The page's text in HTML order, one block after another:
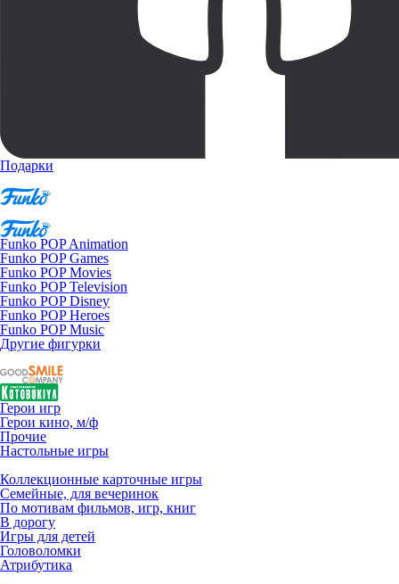
Подарки
Funko POP Animation
Funko POP Games
Funko POP Movies
Funko POP Television
Funko POP Disney
Funko POP Heroes
Funko POP Music
Другие фигурки
Герои игр
Герои кино, м/ф
Прочие
Настольные игры
Коллекционные карточные игры
Семейные, для вечеринок
По мотивам фильмов, игр, книг
В дорогу
Игры для детей
Головоломки
Атрибутика